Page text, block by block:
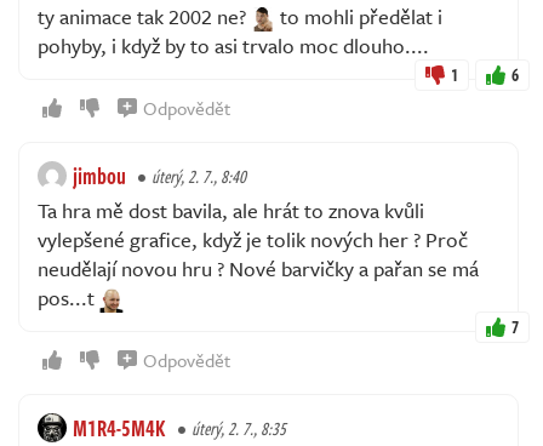
ty animace tak 2002 ne?
to mohli předělat i
pohyby, i když by to asi trvalo moc dlouho....
1 6
Odpovědět
jimbou úterý, 2. 7., 8:40
Ta hra mě dost bavila, ale hrát to znova kvůli
vylepšené grafice, když je tolik nových her ? Proč
neudělají novou hru ? Nové barvičky a pařan se má
pos...t
7
Odpovědět
M1R4-5M4K úterý, 2. 7., 8:35